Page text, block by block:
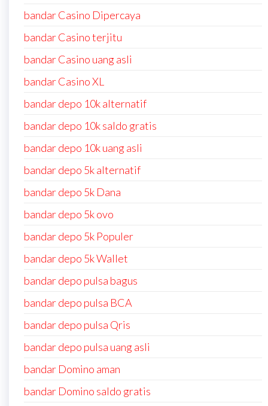
bandar Casino Dipercaya
bandar Casino terjitu
bandar Casino uang asli
bandar Casino XL
bandar depo 10k alternatif
bandar depo 10k saldo gratis
bandar depo 10k uang asli
bandar depo 5k alternatif
bandar depo 5k Dana
bandar depo 5k ovo
bandar depo 5k Populer
bandar depo 5k Wallet
bandar depo pulsa bagus
bandar depo pulsa BCA
bandar depo pulsa Qris
bandar depo pulsa uang asli
bandar Domino aman
bandar Domino saldo gratis